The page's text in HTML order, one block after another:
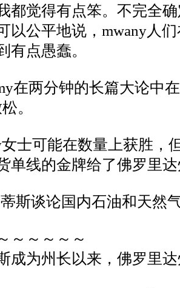
都觉得有点笨。 不完全
以公平地说， mwany人
有点愚蠢。
在两分钟的长篇大论中在
。
女士可能在数量上获胜，
单线的金牌给了佛罗里
斯谈论国内石油和天然
～～～～～
成为州长以来，佛罗里